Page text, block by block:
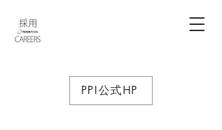
PPI公式HP